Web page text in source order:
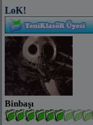
LoK!
Binbaşı